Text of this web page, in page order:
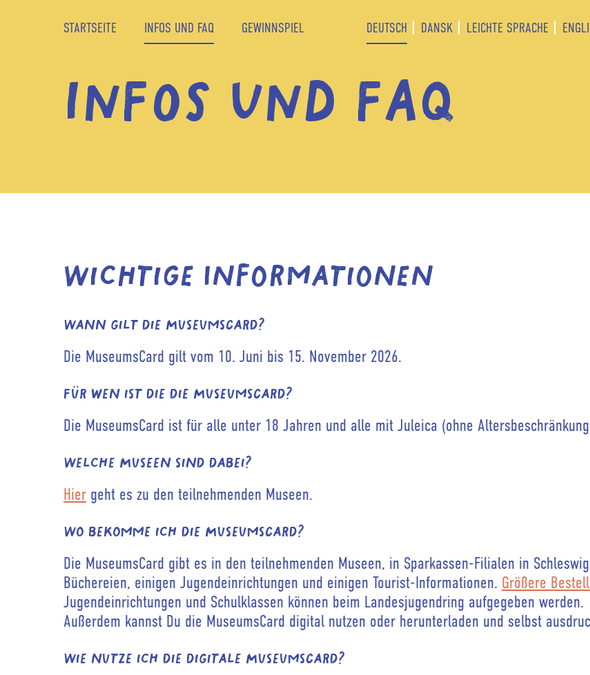
STARTSEITE INFOS UND FAQ GEWINNSPIEL DEUTSCH DANSK LEICHTE SPRACHE
INFOS UND FAQ
Wichtige Informationen
Wann gilt die MuseumsCard?
Die MuseumsCard gilt vom 10. Juni bis 15. November 2026.
Für wen ist die die MuseumsCard?
Die MuseumsCard ist für alle unter 18 Jahren und alle mit Juleica (ohne
Welche Museen sind dabei?
Hier geht es zu den teilnehmenden Museen.
Wo bekomme ich die MuseumsCard?
Die MuseumsCard gibt es in den teilnehmenden Museen, in Sparkassen-Filialen in
Büchereien, einigen Jugendeinrichtungen und einigen Tourist-Informationen. Größere
Jugendeinrichtungen und Schulklassen können beim Landesjugendring aufgegeben werden.
Außerdem kannst Du die MuseumsCard digital nutzen oder herunterladen und selbst
Wie nutze ich die digitale MuseumsCard?